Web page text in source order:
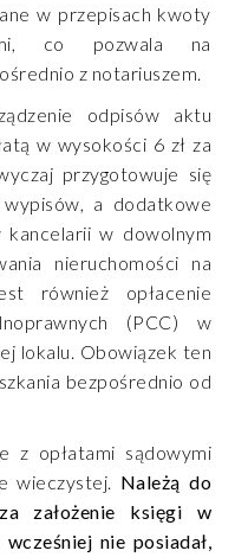
w przepisach kwoty
co pozwala na
z notariuszem.
odpisów aktu
w wysokości 6 zł za
przygotowuje się
a dodatkowe
kancelarii w dowolnym
nieruchomości na
również opłacenie
(PCC) w
lokalu. Obowiązek ten
bezpośrednio od
z opłatami sądowymi
wieczystej. Należą do
założenie księgi w
nie posiadał,